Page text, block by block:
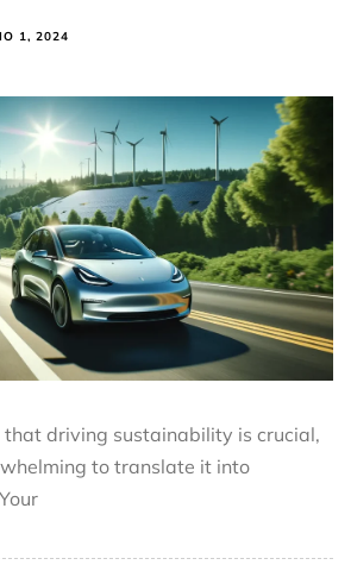
1, 2024
driving sustainability is crucial,
to translate it into